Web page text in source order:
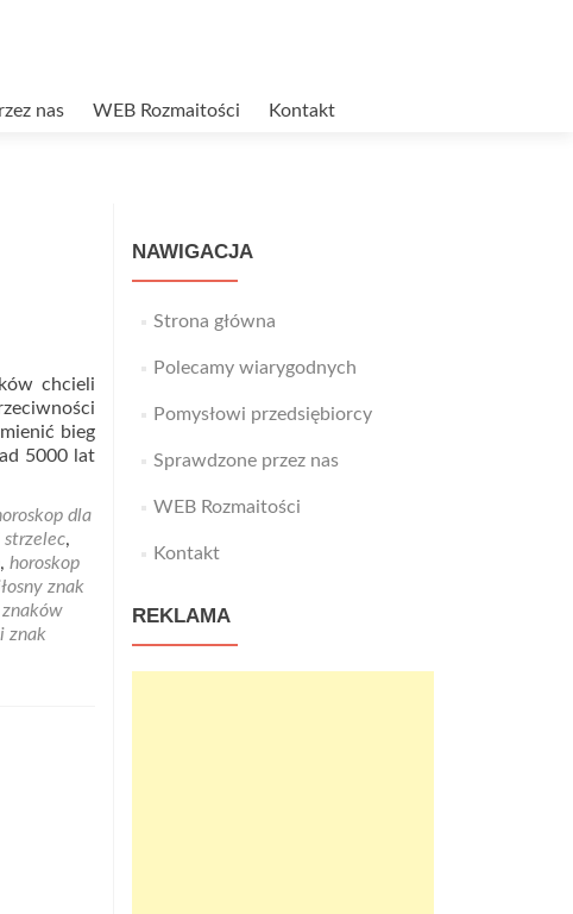
nas WEB Rozmaitości Kontakt
chcieli
bieg
5000 lat
dla
strzelec,
, horoskop
znak
znak
NAWIGACJA
Strona główna
Polecamy wiarygodnych
Pomysłowi przedsiębiorcy
Sprawdzone przez nas
WEB Rozmaitości
Kontakt
REKLAMA